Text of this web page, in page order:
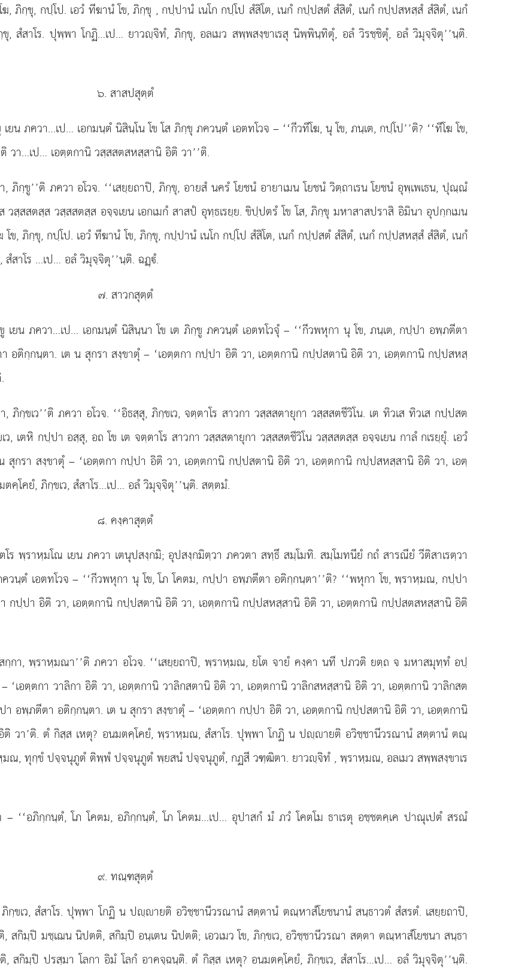
, ภิกฺขุ, กปฺโป. เอวํ ทีฆานํ โข, ภิกฺขุ , กปฺปานํ เนโก กปฺโป สํสิโต, เนกํ กปฺปสตํ สํสิตํ, เนกํ กปฺปสหสฺสํ สํสิตํ, เนกํ
สํสาโร. ปุพฺพา โกฏิ…เป… ยาวฺจิทํ, ภิกฺขุ, อลเมว สพฺพสงฺขาเรสุ นิพฺพินฺทิตุํ, อลํ วิรชฺชิตุํ, อลํ วิมุจฺจิตุ’’นฺติ.
๖. สาสปสุตฺตํ
น ภควา…เป… เอกมนฺตํ นิสินฺโน โข โส ภิกฺขุ ภควนฺตํ เอตทโวจ – ‘‘กีวทีโฆ, นุ โข, ภนฺเต, กปฺโป’’ติ? ‘‘ทีโฆ โข,
วา…เป… เอตฺตกานิ วสฺสสตสหสฺสานิ อิติ วา’’ติ.
ภิกฺขู’’ติ ภควา อโวจ. ‘‘เสยฺยถาปิ, ภิกฺขุ, อายสํ นครํ โยชนํ อายาเมน โยชนํ วิตฺถาเรน โยชนํ อุพฺเพเธน, ปุณฺณํ
วสฺสสตสฺส วสฺสสตสฺส อจฺจเยน เอกเมกํ สาสปํ อุทฺธเรยฺย. ขิปฺปตรํ โข โส, ภิกฺขุ มหาสาสปราสิ อิมินา อุปกฺกเมน
โข, ภิกฺขุ, กปฺโป. เอวํ ทีฆานํ โข, ภิกฺขุ, กปฺปานํ เนโก กปฺโป สํสิโต, เนกํ กปฺปสตํ สํสิตํ, เนกํ กปฺปสหสฺสํ สํสิตํ, เนกํ
สาโร …เป… อลํ วิมุจฺจิตุ’’นฺติ. ฉฏฺํ.
๗. สาวกสุตฺตํ
เยน ภควา…เป… เอกมนฺตํนิสินฺนา โข เต ภิกฺขู ภควนฺตํ เอตทโวจุํ – ‘‘กีวพหุกา นุ โข, ภนฺเต, กปฺปา อพฺภตีตา
อติกฺกนฺตา. เต น สุกรา สงฺขาตุํ – ‘เอตฺตกา กปฺปา อิติ วา, เอตฺตกานิ กปฺปสตานิ อิติ วา, เอตฺตกานิ กปฺปสหสฺ
ภิกฺขเว’’ติ ภควา อโวจ. ‘‘อิธสฺสุ, ภิกฺขเว, จตฺตาโร สาวกา วสฺสสตายุกา วสฺสสตชีวิโน. เต ทิวเส ทิวเส กปฺปสต
เตหิ กปฺปา อสฺสุ, อถ โข เต จตฺตาโร สาวกา วสฺสสตายุกา วสฺสสตชีวิโน วสฺสสตสฺส อจฺจเยน กาลํ กเรยฺยุํ. เอวํ
กรา สงฺขาตุํ – ‘เอตฺตกา กปฺปา อิติ วา, เอตฺตกานิ กปฺปสตานิ อิติ วา, เอตฺตกานิ กปฺปสหสฺสานิ อิติ วา, เอตฺ
โคยํ, ภิกฺขเว, สํสาโร…เป… อลํ วิมุจฺจิตุ’’นฺติ. สตฺตมํ.
๘. คงฺคาสุตฺตํ
ร พฺราหฺมโณ เยน ภควา เตนุปสงฺกมิ; อุปสงฺกมิตฺวา ภควตา สทฺธึ สมฺโมทิ. สมฺโมทนียํ กถํ สารณียํ วีติสาเรตฺวา
นฺตํ เอตทโวจ – ‘‘กีวพหุกา นุ โข, โภ โคตม, กปฺปา อพฺภตีตา อติกฺกนฺตา’’ติ? ‘‘พหุกา โข, พฺราหฺมณ, กปฺปา
กปฺปา อิติ วา, เอตฺตกานิ กปฺปสตานิ อิติ วา, เอตฺตกานิ กปฺปสหสฺสานิ อิติ วา, เอตฺตกานิ กปฺปสตสหสฺสานิ อิติ
กฺกา, พฺราหฺมณา’’ติ ภควา อโวจ. ‘‘เสยฺยถาปิ, พฺราหฺมณ, ยโต จายํ คงฺคา นที ปภวติ ยตฺถ จ มหาสมุทฺทํ อปฺ
‘เอตฺตกา วาลิกา อิติ วา, เอตฺตกานิ วาลิกสตานิ อิติ วา, เอตฺตกานิ วาลิกสหสฺสานิ อิติ วา, เอตฺตกานิ วาลิกสต
อพฺภตีตา อติกฺกนฺตา. เต น สุกรา สงฺขาตุํ – ‘เอตฺตกา กปฺปา อิติ วา, เอตฺตกานิ กปฺปสตานิ อิติ วา, เอตฺตกานิ
วา’ติ. ตํ กิสฺส เหตุ? อนมตคฺโคยํ, พฺราหฺมณ, สํสาโร. ปุพฺพา โกฏิ น ปฺายติ อวิชฺชานีวรณานํ สตฺตานํ ตณฺ
หฺมณ, ทุกฺขํ ปจฺจนุภูตํ ติพฺพํ ปจฺจนุภูตํ พฺยสนํ ปจฺจนุภูตํ, กฏสี วฑฺฒิตา. ยาวฺจิทํ , พฺราหฺมณ, อลเมว สพฺพสงฺขาเร
– ‘‘อภิกฺกนฺตํ, โภ โคตม, อภิกฺกนฺตํ, โภ โคตม…เป… อุปาสกํ มํ ภวํ โคตโม ธาเรตุ อชฺชตคฺเค ปาณุเปตํ สรณํ
๙. ทณฺฑสุตฺตํ
กฺขเว, สํสาโร. ปุพฺพา โกฏิ น ปฺายติ อวิชฺชานีวรณานํ สตฺตานํ ตณฺหาสํโยชนานํ สนฺธาวตํ สํสรตํ. เสยฺยถาปิ,
สกิมฺปิ มชฺเฌน นิปตติ, สกิมฺปิ อนฺเตน นิปตติ; เอวเมว โข, ภิกฺขเว, อวิชฺชานีวรณา สตฺตา ตณฺหาสํโยชนา สนฺธา
กิมฺปิ ปรสฺมา โลกา อิมํ โลกํ อาคจฺฉนฺติ. ตํ กิสฺส เหตุ? อนมตคฺโคยํ, ภิกฺขเว, สํสาโร…เป… อลํ วิมุจฺจิตุ’’นฺติ.